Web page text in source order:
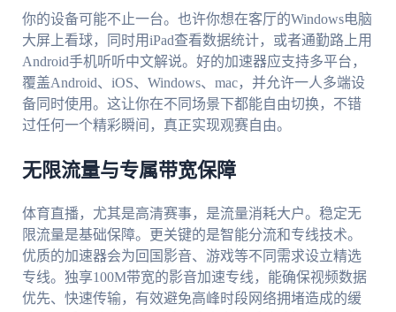
你的设备可能不止一台。也许你想在客厅的Windows电脑
大屏上看球，同时用iPad查看数据统计，或者通勤路上用
Android手机听听中文解说。好的加速器应支持多平台，
覆盖Android、iOS、Windows、mac，并允许一人多端设
备同时使用。这让你在不同场景下都能自由切换，不错
过任何一个精彩瞬间，真正实现观赛自由。
无限流量与专属带宽保障
体育直播，尤其是高清赛事，是流量消耗大户。稳定无
限流量是基础保障。更关键的是智能分流和专线技术。
优质的加速器会为回国影音、游戏等不同需求设立精选
专线。独享100M带宽的影音加速专线，能确保视频数据
优先、快速传输，有效避免高峰时段网络拥堵造成的缓